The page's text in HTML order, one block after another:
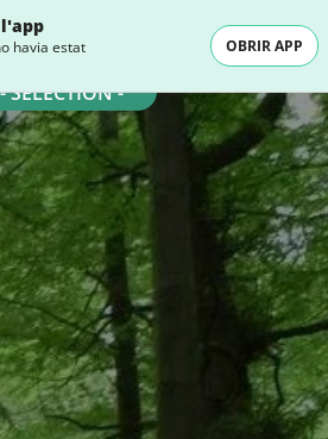
havia estat
OBRIR APP
- SELECTION -